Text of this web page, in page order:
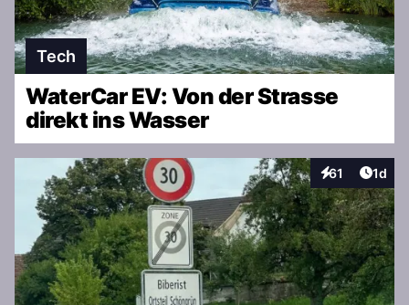
Tech
WaterCar EV: Von der Strasse
direkt ins Wasser
61
Interaktionen
1d